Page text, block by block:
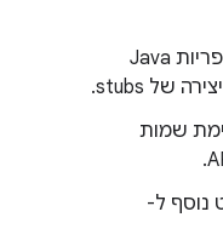
: רשימת ספריות Java
שמות
נוסף ל-